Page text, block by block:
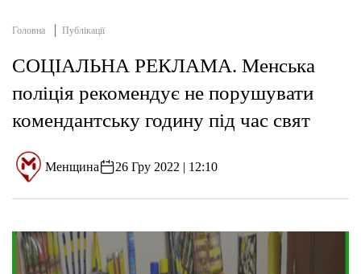
Головна Публікації
СОЦІАЛЬНА РЕКЛАМА. Менська
поліція рекомендує не порушувати
комендантську годину під час свят
Менщина 26 Гру 2022 | 12:10